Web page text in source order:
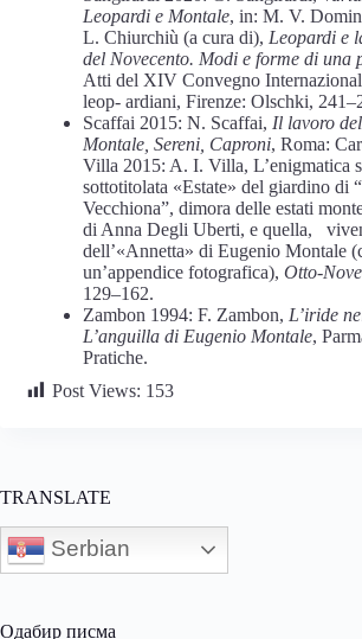
Leopardi e Montale, in: M. V.
L. Chiurchiù (a cura di), Leopardi e
del Novecento. Modi e forme di una
Atti del XIV Convegno
leop- ardiani, Firenze: Olschki,
Scaffai 2015: N. Scaffai, Il lavoro
Montale, Sereni, Caproni, Roma:
Villa 2015: A. I. Villa, L’enigmatica
sottotitolata «Estate» del giardino di
Vecchiona”, dimora delle estati
di Anna Degli Uberti, e quella,
dell’«Annetta» di Eugenio Montale
un’appendice fotografica), Otto-
129–162.
Zambon 1994: F. Zambon, L’iride
L’anguilla di Eugenio Montale,
Pratiche.
Post Views: 153
TRANSLATE
Serbian
Одабир писма